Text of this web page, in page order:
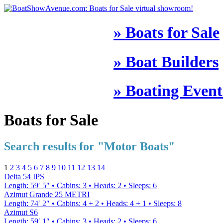
» Boats for Sale
» Boat Builders
» Boating
Boats for Sale
Search results for "Motor Boats"
1 2 3 4 5 6 7 8 9 10 11 12 13 14
Delta 54 IPS
Length: 59′ 5″ • Cabins: 3 • Heads: 2 • Sleeps: 6
Azimut Grande 25 METRI
Length: 74′ 2″ • Cabins: 4 + 2 • Heads: 4 + 1 • Sleeps: 8
Azimut S6
Length: 59′ 1″ • Cabins: 3 • Heads: 2 • Sleeps: 6